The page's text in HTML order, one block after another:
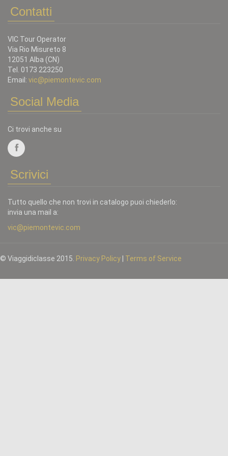
Contatti
VIC Tour Operator
Via Rio Misureto 8
12051 Alba (CN)
Tel. 0173 223250
Email: vic@piemontevic.com
Social Media
Ci trovi anche su
Scrivici
Tutto quello che non trovi in catalogo puoi chiederlo:
invia una mail a:
vic@piemontevic.com
© Viaggidiclasse 2015. Privacy Policy Terms of Service